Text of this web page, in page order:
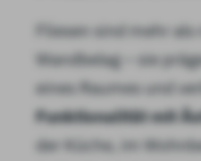
Fliesen sind mehr
Wandbelag – sie
eines Raumes und
Funktionalität mit
der Küche, im